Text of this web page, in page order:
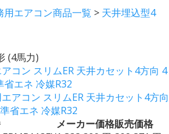
用エアコン商品一覧 > 天井埋込型4
(4馬力)
コン スリムER 天井カセット4方向 4
エネ 冷媒R32
メーカー価格販売価格